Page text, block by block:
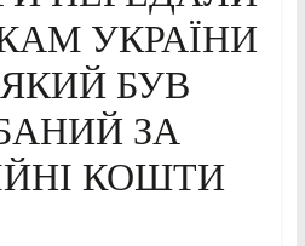
УКРАЇНИ
БУВ
ЗА
КОШТИ